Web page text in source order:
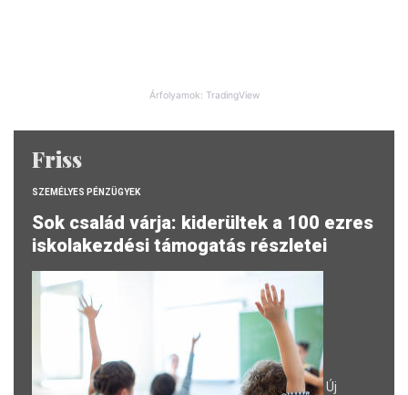
Árfolyamok: TradingView
Friss
SZEMÉLYES PÉNZÜGYEK
Sok család várja: kiderültek a 100 ezres
iskolakezdési támogatás részletei
Új